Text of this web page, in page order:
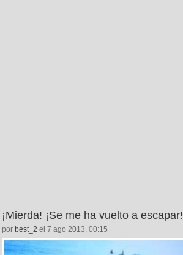
¡Mierda! ¡Se me ha vuelto a escapar!
por best_2 el 7 ago 2013, 00:15